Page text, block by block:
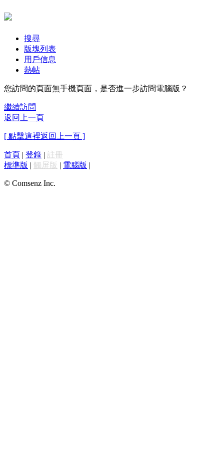
搜尋
版塊列表
用戶信息
熱帖
您訪問的頁面無手機頁面，是否進一步訪問電腦版？
繼續訪問
返回上一頁
[ 點擊這裡返回上一頁 ]
首頁 | 登錄 | 註冊
標準版 | 觸屏版 | 電腦版 |
© Comsenz Inc.